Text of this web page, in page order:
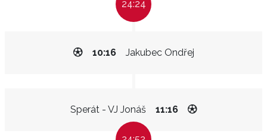
24:24
Jakubec Ondřej
10:16
Sperát - VJ Jonáš 11:16